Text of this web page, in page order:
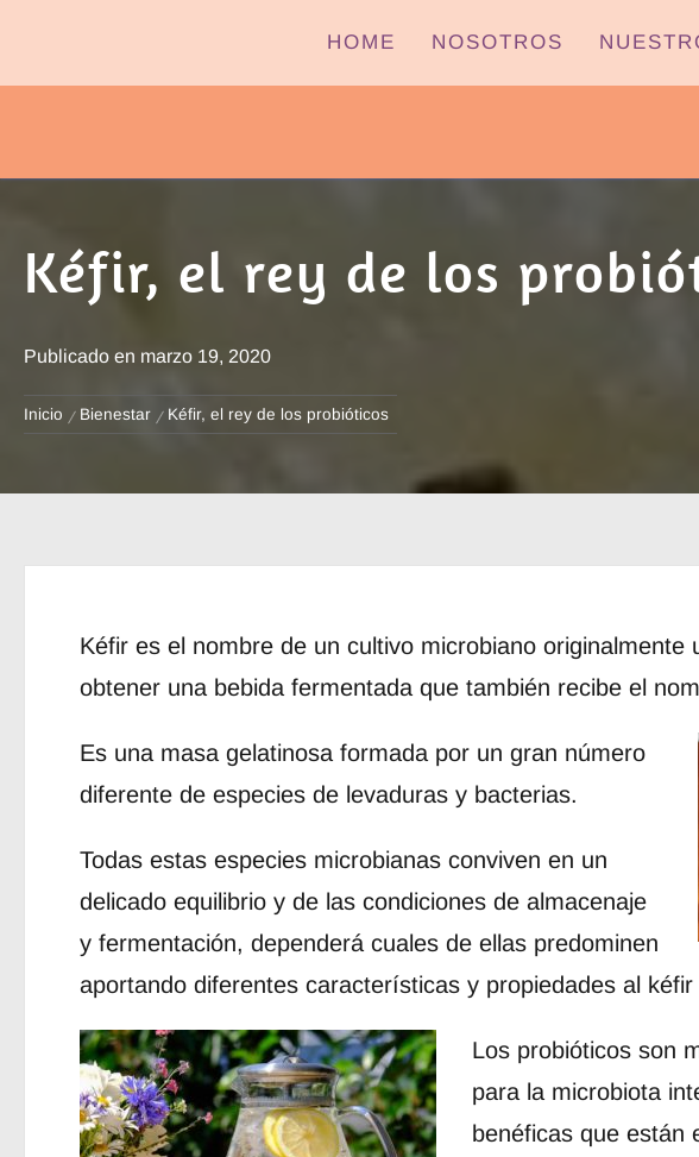
HOME NOSOTROS
Kéfir, el rey de los
Publicado en marzo 19, 2020
Inicio Bienestar Kéfir, el rey de los probióticos
Kéfir es el nombre de un cultivo microbiano originalmente
obtener una bebida fermentada que también recibe el
Es una masa gelatinosa formada por un gran número
diferente de especies de levaduras y bacterias.
Todas estas especies microbianas conviven en un
delicado equilibrio y de las condiciones de almacenaje
y fermentación, dependerá cuales de ellas predominen
aportando diferentes características y propiedades al kéfir
Los probióticos son
para la microbiota
benéficas que están